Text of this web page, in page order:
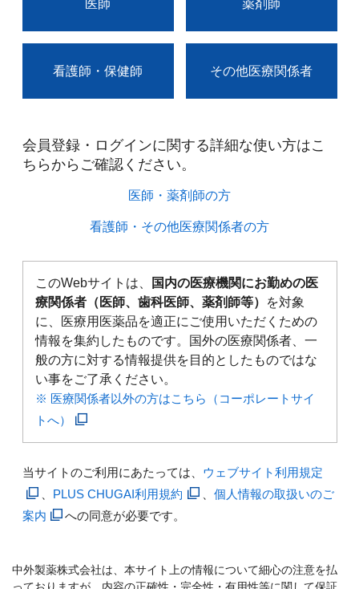
医師 薬剤師
看護師・保健師 その他医療関係者
会員登録・ログインに関する詳細な使い方はこ
ちらからご確認ください。​
医師・薬剤師の方​
看護師・その他医療関係者の方​
このWebサイトは、
国内の医療機関にお勤めの医
療関係者（医師、歯科医師、薬剤師等）
を対象
に、医療用医薬品を適正にご使用いただくための
情報を集約したものです。国外の医療関係者、一
般の方に対する情報提供を目的としたものではな
い事をご了承ください。
※ 医療関係者以外の方はこちら（コーポレートサイ
トへ）
当サイトのご利用にあたっては、 ウェブサイト利用規定
PLUS CHUGAI利用規約
個人情報の取扱いのご
案内
への同意が必要です。
中外製薬株式会社は、本サイト上の情報について細心の注意を払
っておりますが、内容の正確性・完全性・有用性等に関して保証